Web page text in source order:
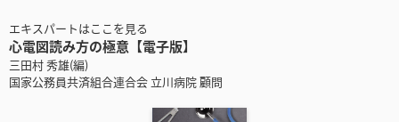
エキスパートはここを見る
心電図読み方の極意【電子版】
三田村 秀雄(編)
国家公務員共済組合連合会 立川病院 顧問